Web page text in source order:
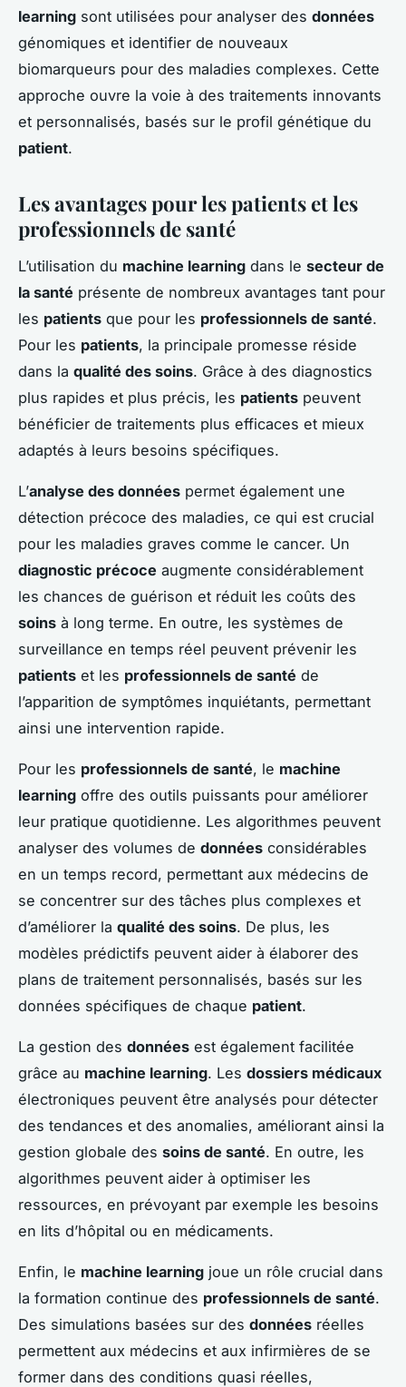
learning sont utilisées pour analyser des données
génomiques et identifier de nouveaux
biomarqueurs pour des maladies complexes. Cette
approche ouvre la voie à des traitements innovants
et personnalisés, basés sur le profil génétique du
patient.
Les avantages pour les patients et les
professionnels de santé
L’utilisation du machine learning dans le secteur de
la santé présente de nombreux avantages tant pour
les patients que pour les professionnels de santé.
Pour les patients, la principale promesse réside
dans la qualité des soins. Grâce à des diagnostics
plus rapides et plus précis, les patients peuvent
bénéficier de traitements plus efficaces et mieux
adaptés à leurs besoins spécifiques.
L’analyse des données permet également une
détection précoce des maladies, ce qui est crucial
pour les maladies graves comme le cancer. Un
diagnostic précoce augmente considérablement
les chances de guérison et réduit les coûts des
soins à long terme. En outre, les systèmes de
surveillance en temps réel peuvent prévenir les
patients et les professionnels de santé de
l’apparition de symptômes inquiétants, permettant
ainsi une intervention rapide.
Pour les professionnels de santé, le machine
learning offre des outils puissants pour améliorer
leur pratique quotidienne. Les algorithmes peuvent
analyser des volumes de données considérables
en un temps record, permettant aux médecins de
se concentrer sur des tâches plus complexes et
d’améliorer la qualité des soins. De plus, les
modèles prédictifs peuvent aider à élaborer des
plans de traitement personnalisés, basés sur les
données spécifiques de chaque patient.
La gestion des données est également facilitée
grâce au machine learning. Les dossiers médicaux
électroniques peuvent être analysés pour détecter
des tendances et des anomalies, améliorant ainsi la
gestion globale des soins de santé. En outre, les
algorithmes peuvent aider à optimiser les
ressources, en prévoyant par exemple les besoins
en lits d’hôpital ou en médicaments.
Enfin, le machine learning joue un rôle crucial dans
la formation continue des professionnels de santé.
Des simulations basées sur des données réelles
permettent aux médecins et aux infirmières de se
former dans des conditions quasi réelles,